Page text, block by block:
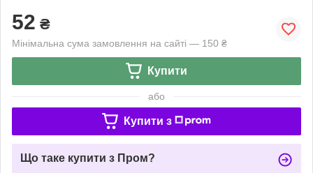
52 ₴
Мінімальна сума замовлення на сайті — 150 ₴
Купити
або
Купити з
Що таке купити з Пром?